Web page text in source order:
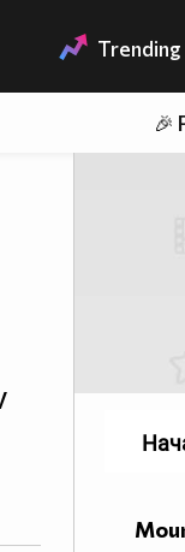
Trending
🎉